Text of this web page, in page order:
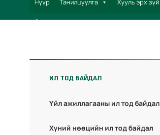
Нүүр Танилцуулга Хууль эрх зүй
Санал хүсэлт
ИЛ ТОД БАЙДАЛ
Үйл ажиллагааны ил тод байдал
Хүний нөөцийн ил тод байдал